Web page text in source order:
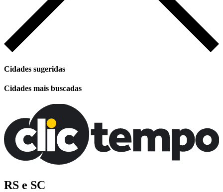
Cidades sugeridas
Cidades mais buscadas
RS e SC